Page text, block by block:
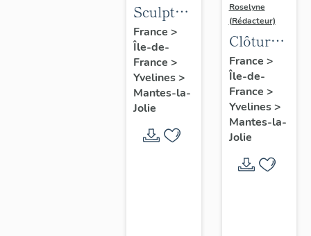
Sculpture
: la
Ronde
France >
Île-de-
France >
Yvelines>
Mantes-la-
Jolie
Roselyne
(Rédacteur)
Clôture
de
chœur
France >
Île-de-
France >
Yvelines>
Mantes-la-
Jolie